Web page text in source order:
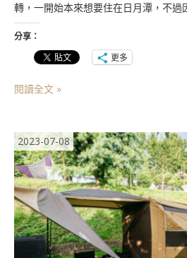
轉，一開始本來想要住在日月潭，不過
分享：
更多
閱讀全文 »
2023-07-08